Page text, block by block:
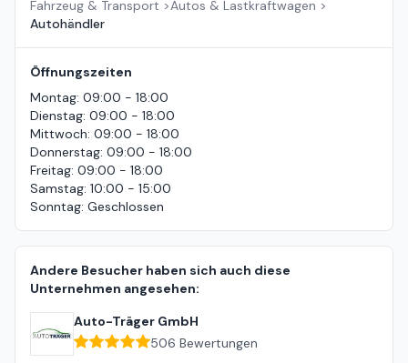
Fahrzeug & Transport >Autos & Lastkraftwagen >
Autohändler
Öffnungszeiten
Montag: 09:00 - 18:00
Dienstag: 09:00 - 18:00
Mittwoch: 09:00 - 18:00
Donnerstag: 09:00 - 18:00
Freitag: 09:00 - 18:00
Samstag: 10:00 - 15:00
Sonntag: Geschlossen
Andere Besucher haben sich auch diese
Unternehmen angesehen:
Auto-Träger GmbH
506 Bewertungen